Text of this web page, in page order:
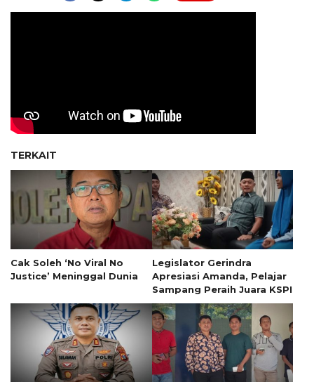
TERKAIT
Cak Soleh ‘No Viral No
Justice’ Meninggal Dunia
Legislator Gerindra
Apresiasi Amanda, Pelajar
Sampang Peraih Juara KSPI